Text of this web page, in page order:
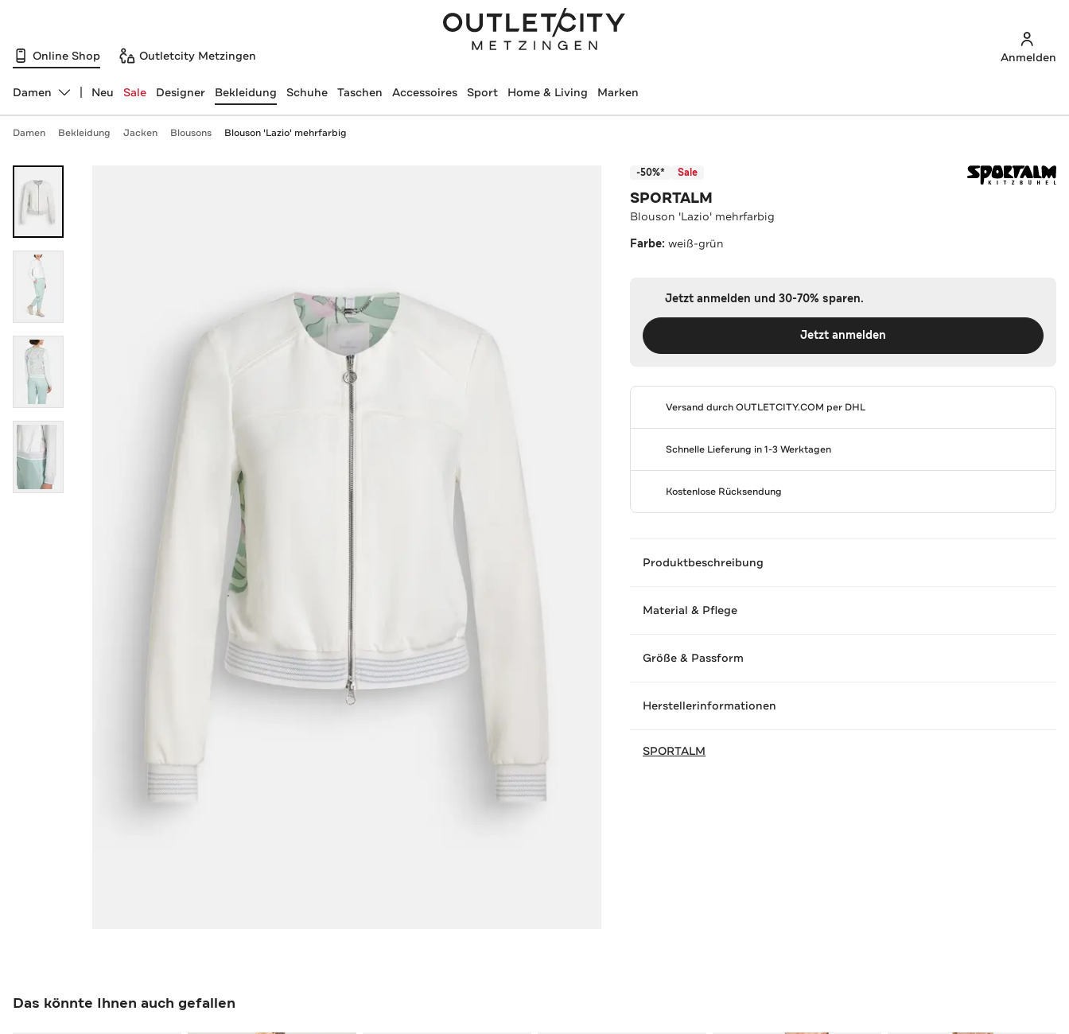
Online Shop Outletcity Metzingen Anmelden
Abteilung ändern, ausgewählt:
Damen Neu Sale Designer Bekleidung Schuhe Taschen Accessoires Sport Home & Living Marken
Damen Bekleidung Jacken Blousons Blouson 'Lazio' mehrfarbig
-50%* Sale
SPORTALM
Blouson 'Lazio' mehrfarbig
Farbe:weiß-grün
Jetzt anmelden und 30-70% sparen.
Jetzt anmelden
Versand durchOUTLETCITY.COM per DHL
Schnelle Lieferung in 1-3 Werktagen
Kostenlose Rücksendung
Produktbeschreibung
Material & Pflege
Größe & Passform
Herstellerinformationen
SPORTALM
Das könnte Ihnen auch gefallen